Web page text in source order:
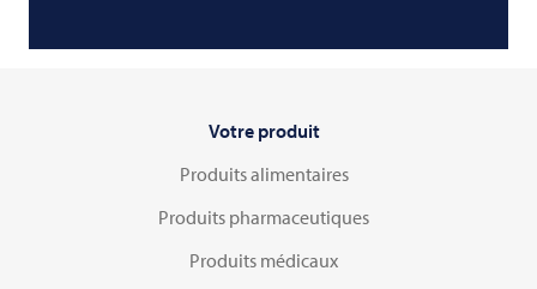
Votre produit
Produits alimentaires
Produits pharmaceutiques
Produits médicaux